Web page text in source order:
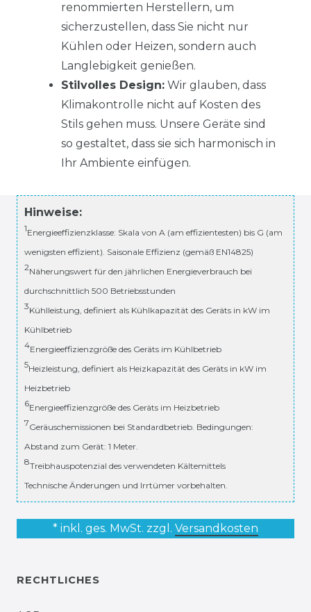
renommierten Herstellern, um
sicherzustellen, dass Sie nicht nur
Kühlen oder Heizen, sondern auch
Langlebigkeit genießen.
Stilvolles Design: Wir glauben, dass
Klimakontrolle nicht auf Kosten des
Stils gehen muss. Unsere Geräte sind
so gestaltet, dass sie sich harmonisch in
Ihr Ambiente einfügen.
Hinweise:
1Energieeffizienzklasse: Skala von A (am effizientesten) bis G (am
wenigsten effizient). Saisonale Effizienz (gemäß EN14825)
2Näherungswert für den jährlichen Energieverbrauch bei
durchschnittlich 500 Betriebsstunden
3Kühlleistung, definiert als Kühlkapazität des Geräts in kW im
Kühlbetrieb
4Energieeffizienzgröße des Geräts im Kühlbetrieb
5Heizleistung, definiert als Heizkapazität des Geräts in kW im
Heizbetrieb
6Energieeffizienzgröße des Geräts im Heizbetrieb
7Geräuschemissionen bei Standardbetrieb. Bedingungen:
Abstand zum Gerät: 1 Meter.
8Treibhauspotenzial des verwendeten Kältemittels
Technische Änderungen und Irrtümer vorbehalten.
* inkl. ges. MwSt. zzgl. Versandkosten
RECHTLICHES